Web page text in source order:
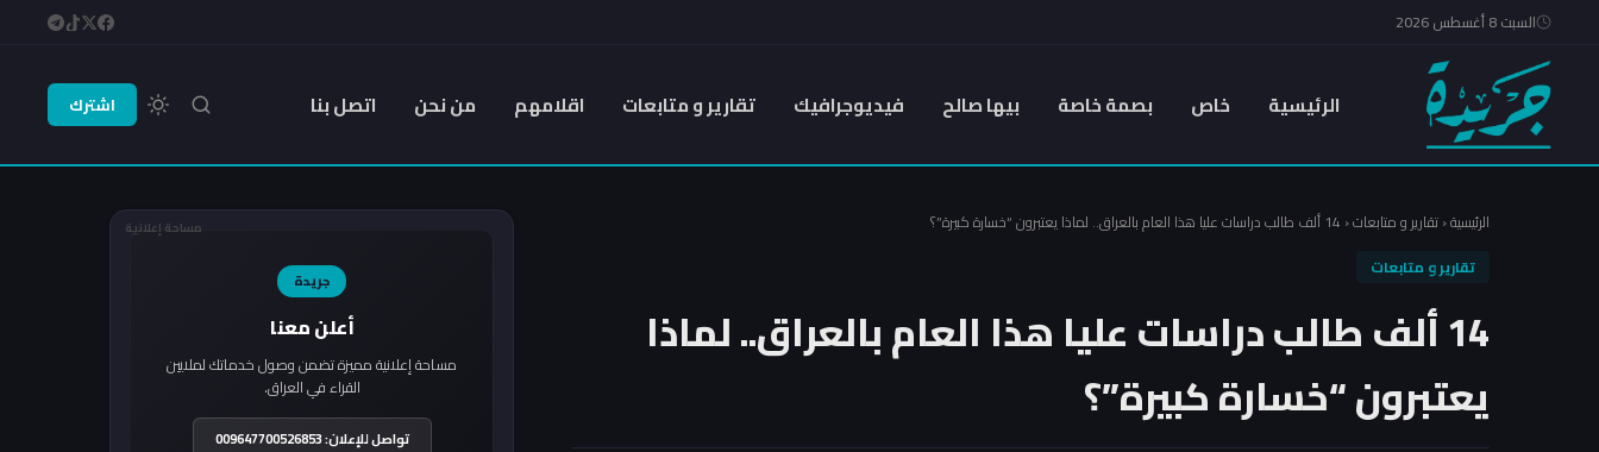
السبت 8 أغسطس 2026
الرئيسية خاص بصمة خاصة بيها صالح فيديوجرافيك تقارير و متابعات اقلامهم من نحن اتصل بنا اشترك
الرئيسية‹تقارير و متابعات‹ 14 ألف طالب دراسات عليا هذا العام بالعراق.. لماذا يعتبرون “خسارة كبيرة”؟
تقارير و متابعات
14 ألف طالب دراسات عليا هذا العام بالعراق.. لماذا
يعتبرون “خسارة كبيرة”؟
مساحة إعلانية
جريدة
أعلن معنا
مساحة إعلانية مميزة تضمن وصول خدماتك لملايين
القراء في العراق.
تواصل للإعلان: 009647700526853